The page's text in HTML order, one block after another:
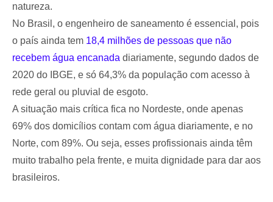
natureza.
No Brasil, o engenheiro de saneamento é essencial, pois
o país ainda tem 18,4 milhões de pessoas que não
recebem água encanada diariamente, segundo dados de
2020 do IBGE, e só 64,3% da população com acesso à
rede geral ou pluvial de esgoto.
A situação mais crítica fica no Nordeste, onde apenas
69% dos domicílios contam com água diariamente, e no
Norte, com 89%. Ou seja, esses profissionais ainda têm
muito trabalho pela frente, e muita dignidade para dar aos
brasileiros.